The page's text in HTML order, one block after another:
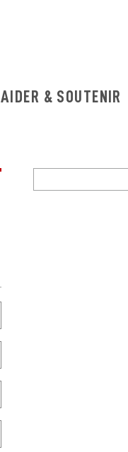
AIDER & SOUTENIR